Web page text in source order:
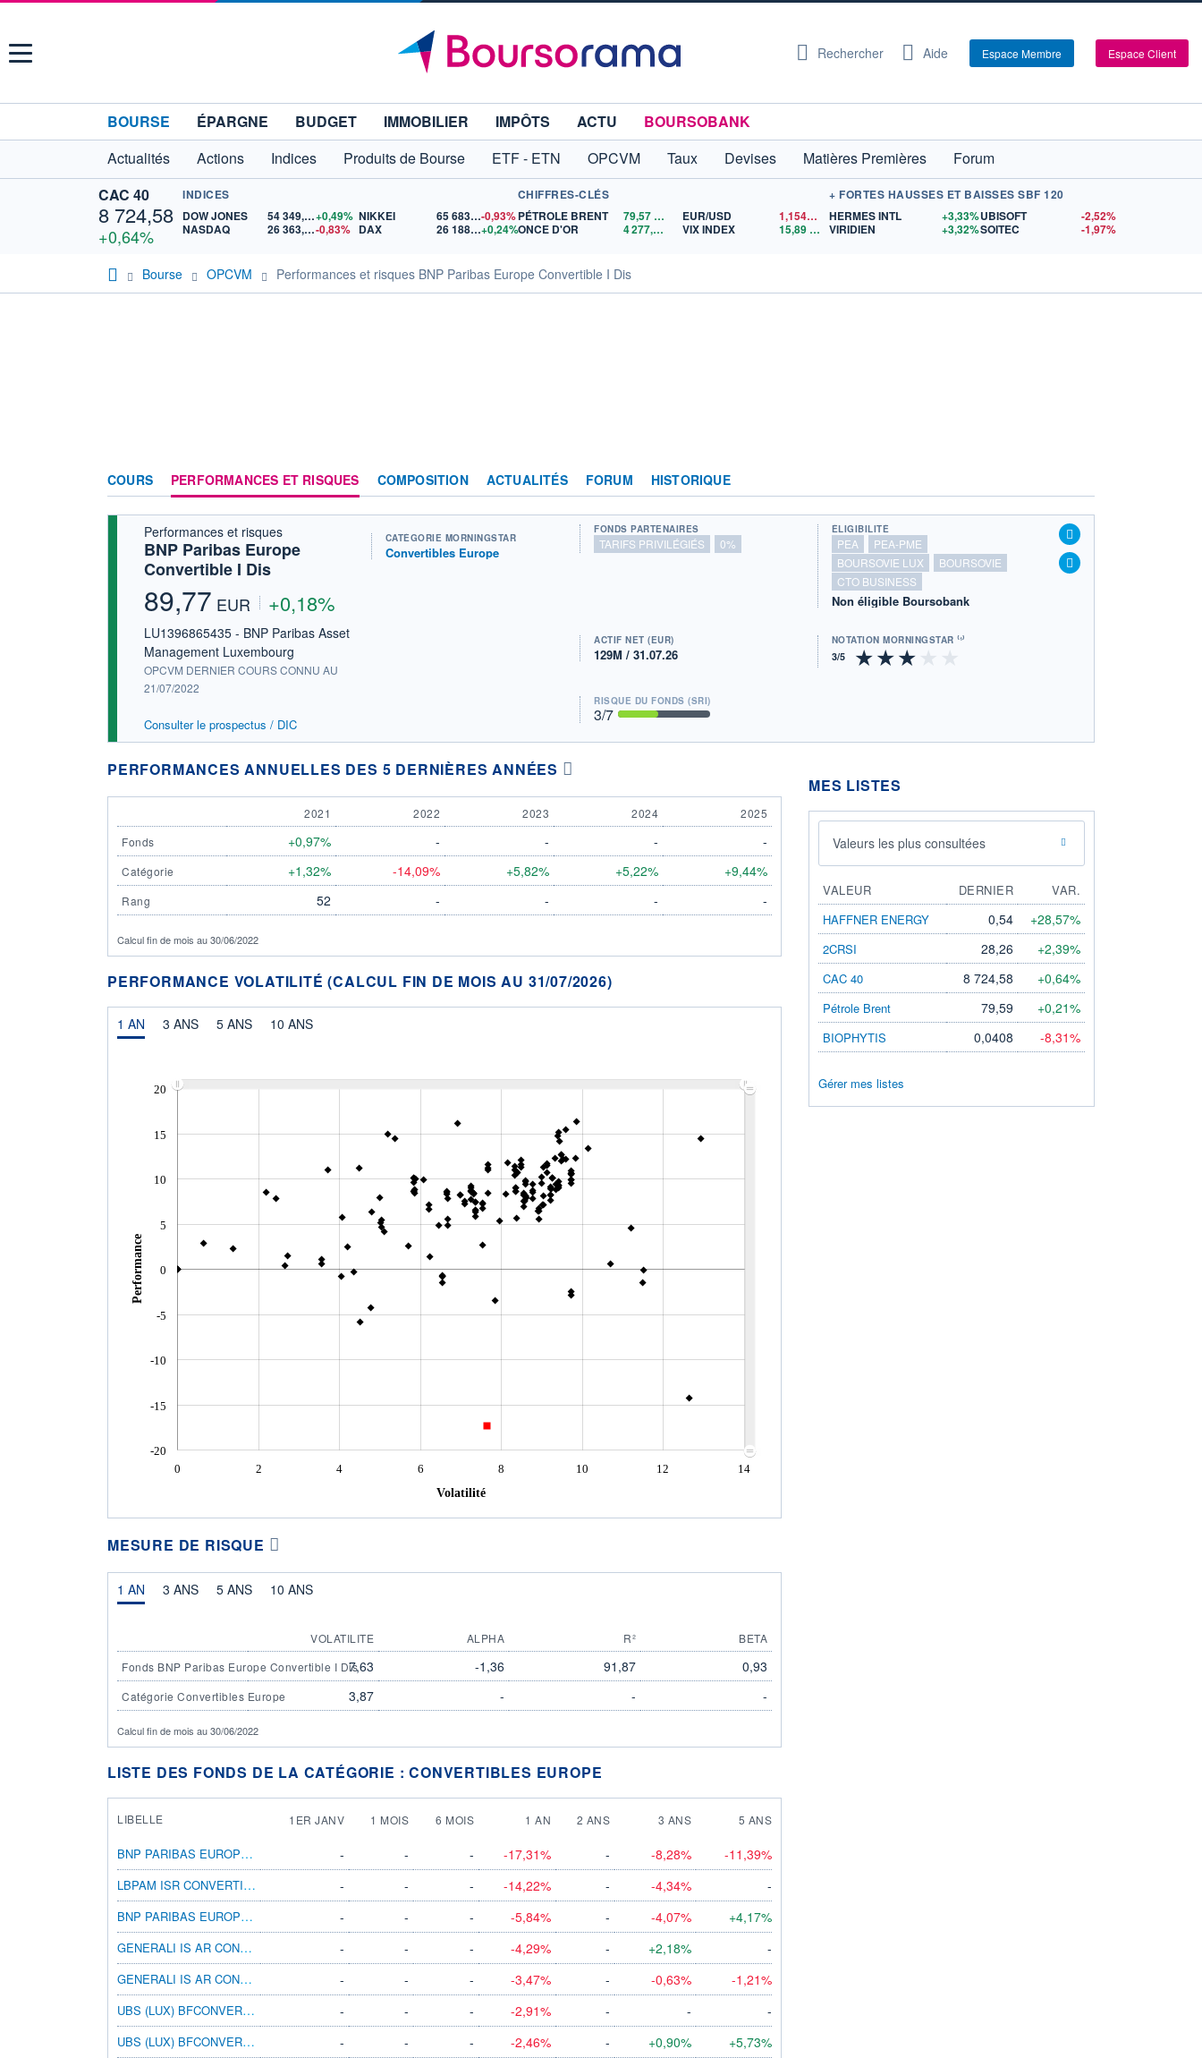
Menu Rechercher Aide Espace Membre Espace Client
BOURSE ÉPARGNE BUDGET IMMOBILIER IMPÔTS ACTU
BOURSOBANK
Actualités
Actions Indices Produits de Bourse ETF - ETN OPCVM Taux Devises Matières Premières
Forum
CAC 40
8 724,58
+0,64%
INDICES
DOW JONES
54 349,12+0,49%
NASDAQ
26 363,44-0,83%
NIKKEI 65 683,26-0,93%
DAX
26 188,75+0,24%
CHIFFRES-CLÉS
PÉTROLE BRENT
79,57$US
ONCE D'OR
4 277,56 $US
EUR/USD 1,1544$US
VIX INDEX
15,89$US
+ FORTES HAUSSES ET BAISSES SBF 120
HERMES INTL
+3,33%
VIRIDIEN
+3,32%
UBISOFT
-2,52%
SOITEC
-1,97%
Bourse OPCVM Performances et risques BNP Paribas Europe Convertible I Dis
COURS PERFORMANCES ET RISQUES COMPOSITION ACTUALITÉS FORUM HISTORIQUE
Performances et risques
BNP Paribas Europe
Convertible I Dis
89,77 EUR +0,18%
LU1396865435 - BNP Paribas Asset
Management Luxembourg
OPCVM DERNIER COURS CONNU AU
21/07/2022
Consulter le prospectus / DIC
CATÉGORIE MORNINGSTAR
Convertibles Europe
FONDS PARTENAIRES
TARIFS PRIVILÉGIÉS 0%
ÉLIGIBILITÉ
PEA
PEA-PME
BOURSOVIE LUX
BOURSOVIE
CTO BUSINESS
Non éligible Boursobank
ACTIF NET (EUR)
129M / 31.07.26
NOTATION MORNINGSTAR ⁽¹⁾
RISQUE DU FONDS (SRI)
3/7
PERFORMANCES ANNUELLES DES 5 DERNIÈRES ANNÉES
2021 2022 2023 2024
2025
Fonds
+0,97% - - - -
Catégorie +1,32% -14,09% +5,82% +5,22% +9,44%
Rang 52 - - - -
Calcul fin de mois au 30/06/2022
PERFORMANCE VOLATILITÉ (CALCUL FIN DE MOIS AU 31/07/2026)
1 AN 3 ANS 5 ANS 10 ANS
-20
-15
-10
-5
0
5
10
15
20
Performance
0 2 4 6 8 10 12
14
Volatilité
MESURE DE RISQUE
1 AN 3 ANS 5 ANS 10 ANS
VOLATILITE ALPHA R²
BETA
Fonds BNP Paribas Europe Convertible I Dis7,63 -1,36 91,87 0,93
Catégorie Convertibles Europe 3,87 - - -
Calcul fin de mois au 30/06/2022
LISTE DES FONDS DE LA CATÉGORIE : CONVERTIBLES EUROPE
LIBELLE 1ER JANV 1 MOIS 6 MOIS 1 AN 2 ANS 3 ANS 5 ANS
BNP PARIBAS EUROPE CONVERTIBLE I DIS - - - -17,31% - -8,28%
-11,39%
LBPAM ISR CONVERTIBLES OPPORTUNITÉS GP
- - - -14,22% - -4,34%
-
BNP PARIBAS EUROPE CONVERTIBLE X CAP
- - - -5,84% - -4,07%
+4,17%
GENERALI IS AR CONVERTIBLE BOND AX
- - - -4,29% - +2,18%
-
GENERALI IS AR CONVERTIBLE BOND AY
- - - -3,47% - -0,63%
-1,21%
UBS (LUX) BFCONVERT EURP EUR I-A2EUR
- - - -2,91% - -
-
UBS (LUX) BFCONVERT EURP EUR U-X EUR INC
- - - -2,46% - +0,90%
+5,73%
MES LISTES
Valeurs les plus consultées
VALEUR DERNIER
VAR.
HAFFNER ENERGY
0,54 +28,57%
2CRSI 28,26 +2,39%
CAC 40 8 724,58 +0,64%
Pétrole Brent 79,59 +0,21%
BIOPHYTIS 0,0408 -8,31%
Gérer mes listes